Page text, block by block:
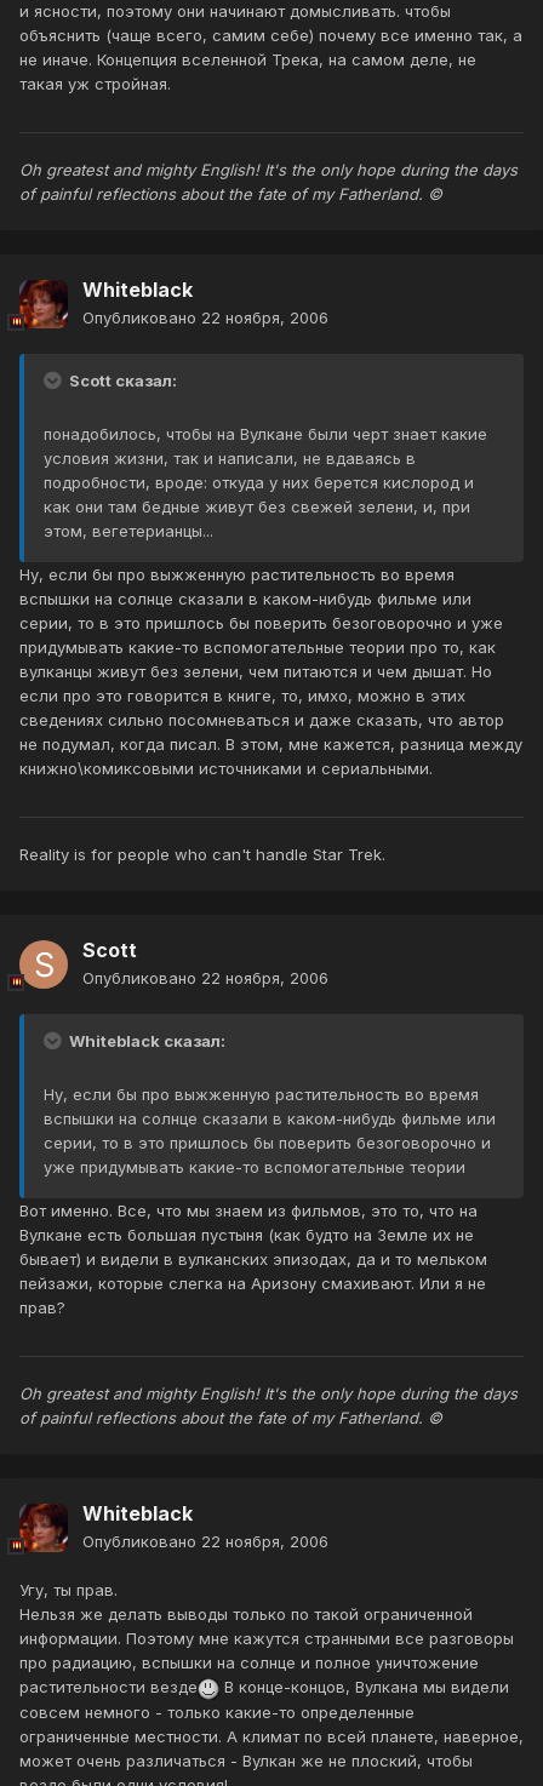
и ясности, поэтому они начинают домысливать. чтобы
объяснить (чаще всего, самим себе) почему все именно так, а
не иначе. Концепция вселенной Трека, на самом деле, не
такая уж стройная.
Oh greatest and mighty English! It's the only hope during the days
of painful reflections about the fate of my Fatherland. ©
Whiteblack
Опубликовано 22 ноября, 2006
Scott сказал:
понадобилось, чтобы на Вулкане были черт знает какие
условия жизни, так и написали, не вдаваясь в
подробности, вроде: откуда у них берется кислород и
как они там бедные живут без свежей зелени, и, при
этом, вегетерианцы...
Ну, если бы про выжженную растительность во время
вспышки на солнце сказали в каком-нибудь фильме или
серии, то в это пришлось бы поверить безоговорочно и уже
придумывать какие-то вспомогательные теории про то, как
вулканцы живут без зелени, чем питаются и чем дышат. Но
если про это говорится в книге, то, имхо, можно в этих
сведениях сильно посомневаться и даже сказать, что автор
не подумал, когда писал. В этом, мне кажется, разница между
книжно\комиксовыми источниками и сериальными.
Reality is for people who can't handle Star Trek.
Scott
Опубликовано 22 ноября, 2006
Whiteblack сказал:
Ну, если бы про выжженную растительность во время
вспышки на солнце сказали в каком-нибудь фильме или
серии, то в это пришлось бы поверить безоговорочно и
уже придумывать какие-то вспомогательные теории
Вот именно. Все, что мы знаем из фильмов, это то, что на
Вулкане есть большая пустыня (как будто на Земле их не
бывает) и видели в вулканских эпизодах, да и то мельком
пейзажи, которые слегка на Аризону смахивают. Или я не
прав?
Oh greatest and mighty English! It's the only hope during the days
of painful reflections about the fate of my Fatherland. ©
Whiteblack
Опубликовано 22 ноября, 2006
Угу, ты прав.
Нельзя же делать выводы только по такой ограниченной
информации. Поэтому мне кажутся странными все разговоры
про радиацию, вспышки на солнце и полное уничтожение
растительности везде
В конце-концов, Вулкана мы видели
совсем немного - только какие-то определенные
ограниченные местности. А климат по всей планете, наверное,
может очень различаться - Вулкан же не плоский, чтобы